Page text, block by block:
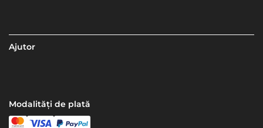
Ajutor
Modalități de plată